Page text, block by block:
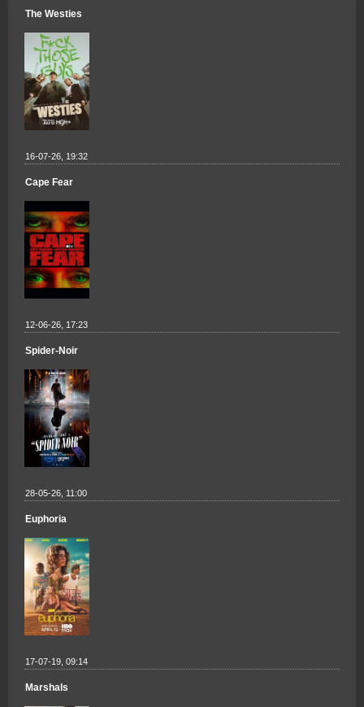
The Westies
16-07-26, 19:32
Cape Fear
12-06-26, 17:23
Spider-Noir
28-05-26, 11:00
Euphoria
17-07-19, 09:14
Marshals